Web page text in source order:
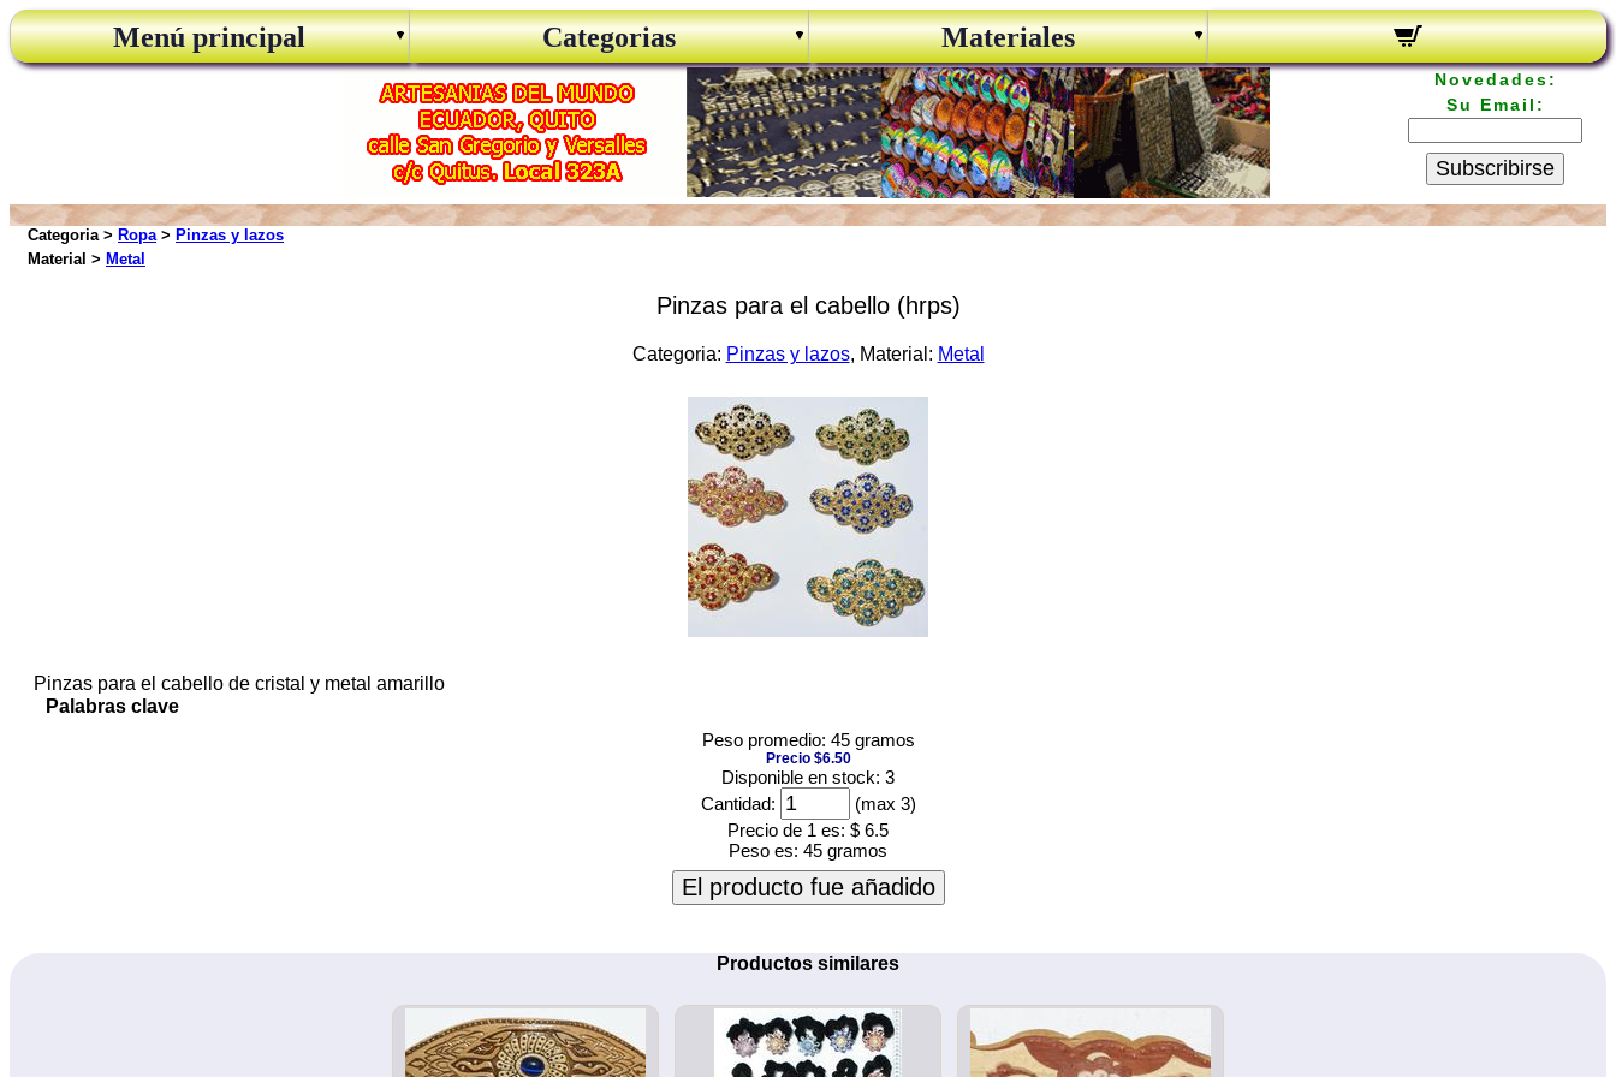
Menú principal Categorias Materiales
Novedades:
Su Email:
Subscribirse
Categoria > Ropa> Pinzas y lazos
Material > Metal
Pinzas para el cabello (hrps)
Categoria: Pinzas y lazos, Material: Metal
Pinzas para el cabello de cristal y metal amarillo
Palabras clave
Peso promedio: 45 gramos
Precio $6.50
Disponible en stock: 3
Cantidad:
(max 3)
Precio de 1 es: $ 6.5
Peso es: 45 gramos
El producto fue añadido
Productos similares